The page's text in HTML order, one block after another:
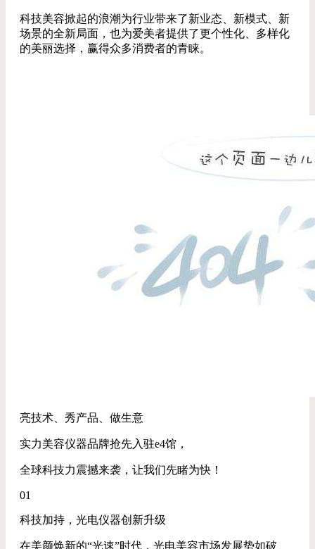
科技美容掀起的浪潮为行业带来了新业态、新模式、新
场景的全新局面，也为爱美者提供了更个性化、多样化
的美丽选择，赢得众多消费者的青睐。
亮技术、秀产品、做生意
实力美容仪器品牌抢先入驻e4馆，
全球科技力震撼来袭，让我们先睹为快！
01
科技加持，光电仪器创新升级
在美颜焕新的“光速”时代，光电美容市场发展势如破